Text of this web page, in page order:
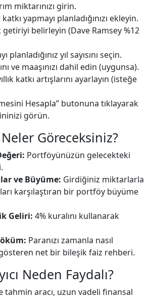
miktarınızı girin.
yapmayı planladığınızı ekleyin.
getiriyi belirleyin (Dave Ramsey %12
planladığınız yıl sayısını seçin.
ve maaşınızı dahil edin (uygunsa).
katkı artışlarını ayarlayın (isteğe
Hesapla” butonuna tıklayarak
görün.
Göreceksiniz?
Portföyünüzün gelecekteki
ve Büyüme: Girdiğiniz miktarlarla
karşılaştıran bir portföy büyüme
Geliri: 4% kuralını kullanarak
Paranızı zamanla nasıl
net bir bileşik faiz rehberi.
Neden Faydalı?
tahmin aracı, uzun vadeli finansal